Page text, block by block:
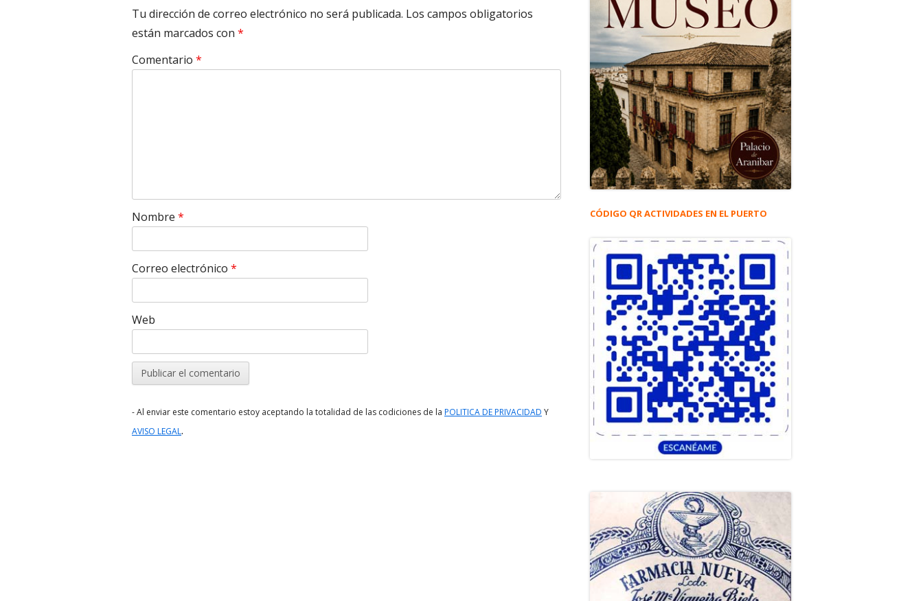
Tu dirección de correo electrónico no será publicada. Los campos obligatorios
están marcados con *
Comentario *
Nombre *
Correo electrónico *
Web
- Al enviar este comentario estoy aceptando la totalidad de las codiciones de la POLITICA DE PRIVACIDAD Y
AVISO LEGAL.
CÓDIGO QR ACTIVIDADES EN EL PUERTO